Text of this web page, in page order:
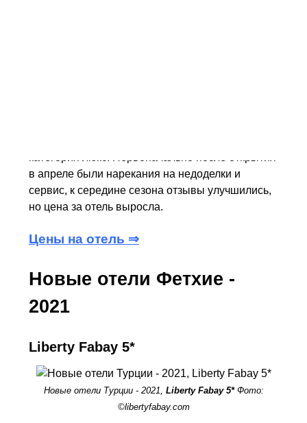
в апреле были нарекания на недоделки и
сервис, к середине сезона отзывы улучшились,
но цена за отель выросла.
Цены на отель ⇒
Новые отели Фетхие -
2021
Liberty Fabay 5*
Новые отели Турции - 2021, Liberty Fabay 5*Фото:
©libertyfabay.com